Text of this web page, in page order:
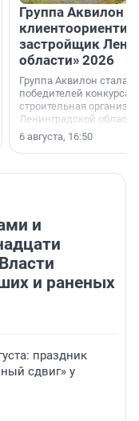
Группа Аквилон
застройщик
области» 2026
Группа Аквилон стала
победителей конкурса
строительная
Ленинградской области
номинации «Самый
застройщик
6 августа, 16:50
и
и раненых
праздник
сдвиг» у